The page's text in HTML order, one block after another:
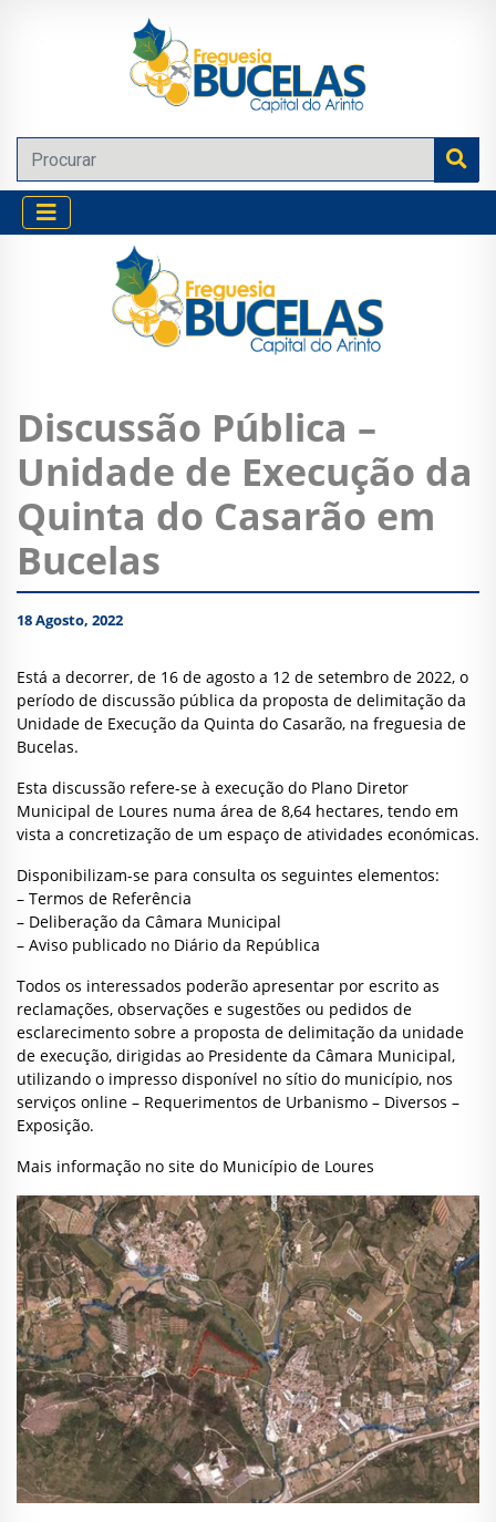
Discussão Pública –
Unidade de Execução da
Quinta do Casarão em
Bucelas
18 Agosto, 2022
Está a decorrer, de 16 de agosto a 12 de setembro de 2022, o
período de discussão pública da proposta de delimitação da
Unidade de Execução da Quinta do Casarão, na freguesia de
Bucelas.
Esta discussão refere-se à execução do Plano Diretor
Municipal de Loures numa área de 8,64 hectares, tendo em
vista a concretização de um espaço de atividades económicas.
Disponibilizam-se para consulta os seguintes elementos:
– Termos de Referência
– Deliberação da Câmara Municipal
– Aviso publicado no Diário da República
Todos os interessados poderão apresentar por escrito as
reclamações, observações e sugestões ou pedidos de
esclarecimento sobre a proposta de delimitação da unidade
de execução, dirigidas ao Presidente da Câmara Municipal,
utilizando o impresso disponível no sítio do município, nos
serviços online – Requerimentos de Urbanismo – Diversos –
Exposição.
Mais informação no site do Município de Loures